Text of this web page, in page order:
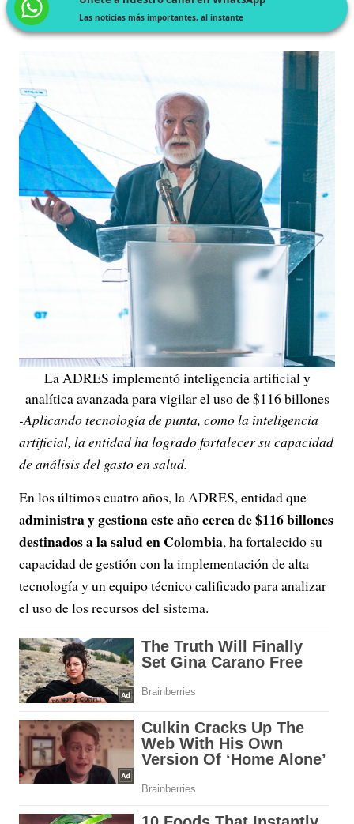
Las noticias más importantes, al instante
La ADRES implementó inteligencia artificial y
analítica avanzada para vigilar el uso de $116 billones
-Aplicando tecnología de punta, como la inteligencia
artificial, la entidad ha logrado fortalecer su capacidad
de análisis del gasto en salud.
En los últimos cuatro años, la ADRES, entidad que
administra y gestiona este año cerca de $116 billones
destinados a la salud en Colombia, ha fortalecido su
capacidad de gestión con la implementación de alta
tecnología y un equipo técnico calificado para analizar
el uso de los recursos del sistema.